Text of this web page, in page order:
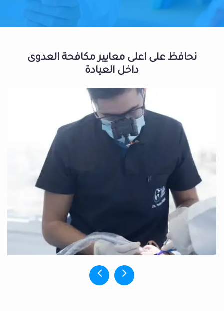
نحافظ على اعلى معايير مكافحة العدوى
داخل العيادة